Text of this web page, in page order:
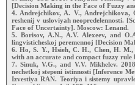
[Decision Making in the Face of Fuzzy
4. Andrejchikov, A. V.,
reshenij v usloviyah neopredelennosti.
Face of Uncertainty]. Moscow: Lenand.
5. Borisov, A.N., A.V. Alexeev, and
lingvisticheskoj peremennoj [Decision
6. Ho, S. Y., Hsieh, C. H., Chen, H.
with an accurate and compact fuzzy rule
7. Sinuk, V.G., and V.V. Mikhelev.
nechetkoj stepeni istinnosti [Inference
Izvestiya RAN. Teoriya i sistemy